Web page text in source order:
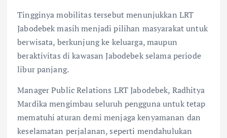
Tingginya mobilitas tersebut menunjukkan LRT
Jabodebek masih menjadi pilihan masyarakat untuk
berwisata, berkunjung ke keluarga, maupun
beraktivitas di kawasan Jabodebek selama periode
libur panjang.
Manager Public Relations LRT Jabodebek, Radhitya
Mardika mengimbau seluruh pengguna untuk tetap
mematuhi aturan demi menjaga kenyamanan dan
keselamatan perjalanan, seperti mendahulukan